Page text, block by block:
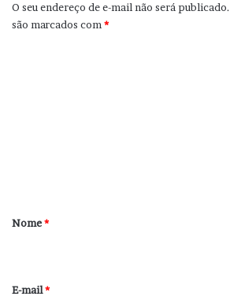
O seu endereço de e-mail não será publicado.
são marcados com*
r
*
Nome*
E-mail*